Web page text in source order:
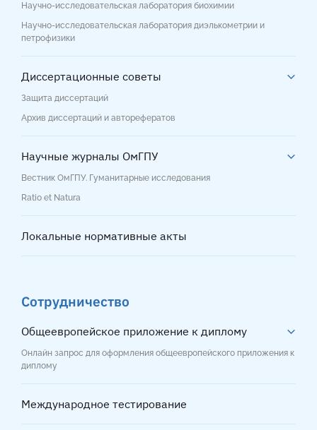
Научно-исследовательская лаборатория биохимии
Научно-исследовательская лаборатория диэлькометрии и
петрофизики
Диссертационные советы
Защита диссертаций
Архив диссертаций и авторефератов
Научные журналы ОмГПУ
Вестник ОмГПУ. Гуманитарные исследования
Ratio et Natura
Локальные нормативные акты
Сотрудничество
Общеевропейское приложение к диплому
Онлайн запрос для оформления общеевропейского приложения к
диплому
Международное тестирование